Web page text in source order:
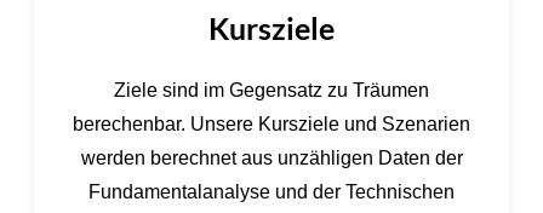
Kursziele
Ziele sind im Gegensatz zu Träumen
berechenbar. Unsere Kursziele und Szenarien
werden berechnet aus unzähligen Daten der
Fundamentalanalyse und der Technischen